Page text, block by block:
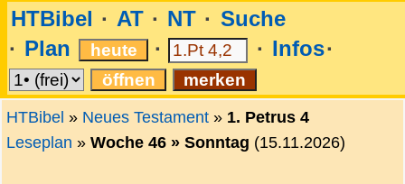
HTBibel AT NT
Suche
Plan
Infos
HTBibel » Neues Testament » 1. Petrus 4
Leseplan »Woche 46 »Sonntag (15.11.2026)